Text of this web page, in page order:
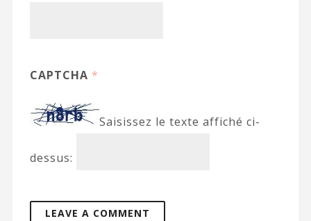
CAPTCHA *
Saisissez le texte affiché ci-
dessus: